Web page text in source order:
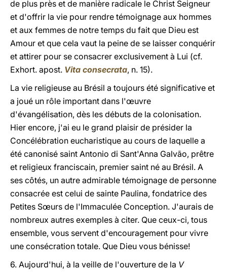
de plus près et de manière radicale le Christ Seigneur
et d'offrir la vie pour rendre témoignage aux hommes
et aux femmes de notre temps du fait que Dieu est
Amour et que cela vaut la peine de se laisser conquérir
et attirer pour se consacrer exclusivement à Lui (cf.
Exhort. apost. Vita consecrata, n. 15).
La vie religieuse au Brésil a toujours été significative et
a joué un rôle important dans l'œuvre
d'évangélisation, dès les débuts de la colonisation.
Hier encore, j'ai eu le grand plaisir de présider la
Concélébration eucharistique au cours de laquelle a
été canonisé saint Antonio di Sant'Anna Galvão, prêtre
et religieux franciscain, premier saint né au Brésil. A
ses côtés, un autre admirable témoignage de personne
consacrée est celui de sainte Paulina, fondatrice des
Petites Sœurs de l'Immaculée Conception. J'aurais de
nombreux autres exemples à citer. Que ceux-ci, tous
ensemble, vous servent d'encouragement pour vivre
une consécration totale. Que Dieu vous bénisse!
6. Aujourd'hui, à la veille de l'ouverture de la V